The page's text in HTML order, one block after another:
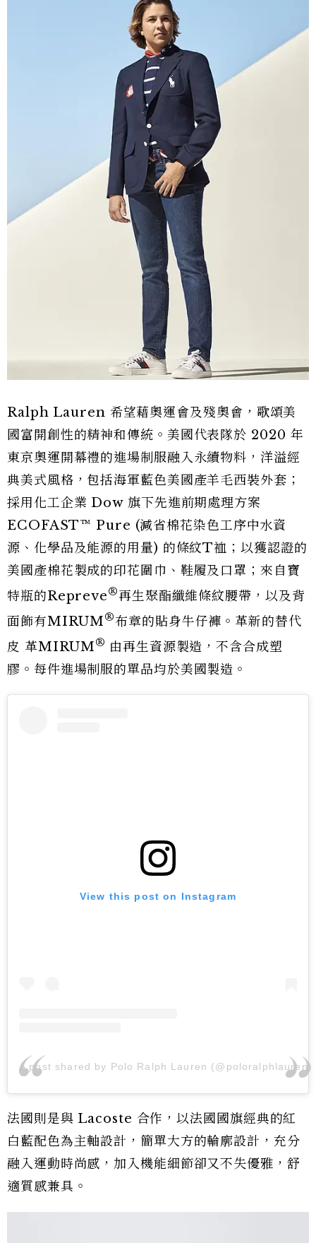
Ralph Lauren 希望藉奧運會及殘奧會， 歌頌美
國富開創性的精神和傳統。美國代表隊於 2020 年
東京奧運開幕禮的進場制服融入永續物料，洋溢經
典美式風格，包括海軍藍色美國產羊毛西裝外套；
採用化工企業 Dow 旗下先進前期處理方案
ECOFAST™ Pure (減省棉花染色工序中水資
源、化學品及能源的用量) 的條紋T裇；以獲認證的
美國產棉花製成的印花圍巾、鞋履及口罩；來自寶
特瓶的Repreve®再生聚酯纖維條紋腰帶， 以及背
面飾有MIRUM®布章的貼身牛仔褲。革新的替代
皮 革MIRUM® 由再生資源製造，不含合成塑
膠。每件進場制服的單品均於美國製造。
View this post on Instagram
A post shared by Polo Ralph Lauren (@poloralphlauren)
法國則是與 Lacoste 合作，以法國國旗經典的紅
白藍配色為主軸設計，簡單大方的輪廓設計，充分
融入運動時尚感，加入機能細節卻又不失優雅，舒
適質感兼具。